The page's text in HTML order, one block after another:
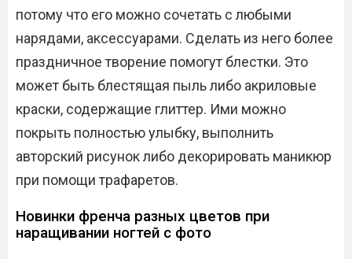
потому что его можно сочетать с любыми
нарядами, аксессуарами. Сделать из него более
праздничное творение помогут блестки. Это
может быть блестящая пыль либо акриловые
краски, содержащие глиттер. Ими можно
покрыть полностью улыбку, выполнить
авторский рисунок либо декорировать маникюр
при помощи трафаретов.
Новинки френча разных цветов при
наращивании ногтей с фото